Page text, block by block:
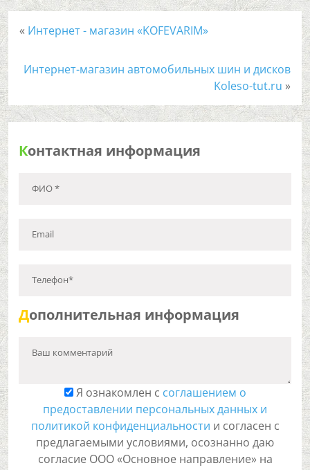
« Интернет - магазин «KOFEVARIM»
Интернет-магазин автомобильных шин и дисков
Koleso-tut.ru »
Контактная информация
ФИО *
Email
Телефон*
Дополнительная информация
Ваш комментарий
Я ознакомлен с соглашением о
предоставлении персональных данных и
политикой конфиденциальности и согласен с
предлагаемыми условиями, осознанно даю
согласие ООО «Основное направление» на